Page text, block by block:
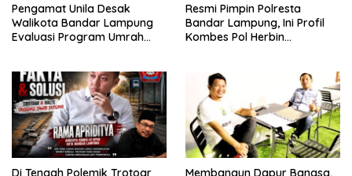
Pengamat Unila Desak
Walikota Bandar Lampung
Evaluasi Program Umrah
Resmi Pimpin Polresta
Bandar Lampung, Ini Profil
Kombes Pol Herbin